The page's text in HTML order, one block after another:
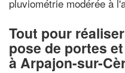
pluviométrie modérée à
Tout pour
pose de portes
à Arpajon-sur-